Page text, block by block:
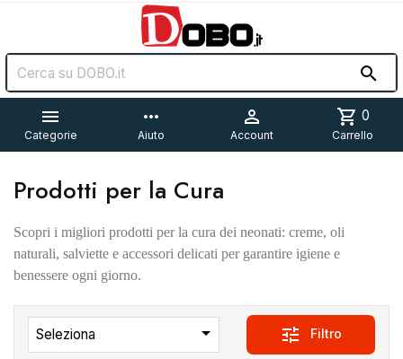


Categorie
more_horiz
Aiuto

Account
shopping_cart 0
Carrello
Prodotti per la Cura
Scopri i migliori prodotti per la cura dei neonati: creme, oli
naturali, salviette e accessori delicati per garantire igiene e
benessere ogni giorno.
Seleziona  tune Filtro